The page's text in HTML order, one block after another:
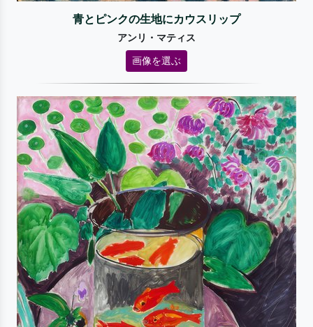
青とピンクの生地にカウスリップ
アンリ・マティス
画像を選ぶ